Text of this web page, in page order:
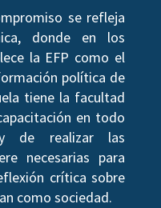
se refleja
donde en los
la EFP como el
política de
tiene la facultad
en todo
de realizar las
necesarias para
crítica sobre
como sociedad.